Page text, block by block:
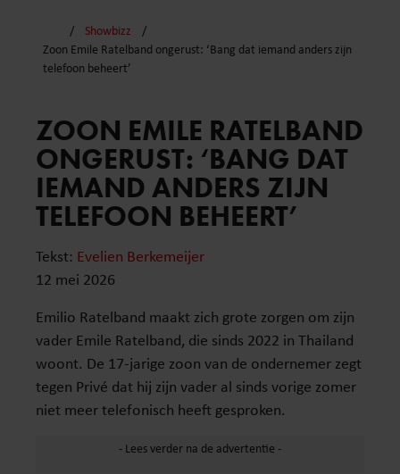
Showbizz
Zoon Emile Ratelband ongerust: ‘Bang dat iemand anders zijn
telefoon beheert’
ZOON EMILE RATELBAND
ONGERUST: ‘BANG DAT
IEMAND ANDERS ZIJN
TELEFOON BEHEERT’
Tekst: Evelien Berkemeijer
12 mei 2026
Emilio Ratelband maakt zich grote zorgen om zijn
vader Emile Ratelband, die sinds 2022 in Thailand
woont. De 17-jarige zoon van de ondernemer zegt
tegen Privé dat hij zijn vader al sinds vorige zomer
niet meer telefonisch heeft gesproken.